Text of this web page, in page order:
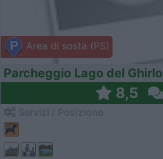
Area di sosta (PS)
Parcheggio Lago del Ghirlo
8,5